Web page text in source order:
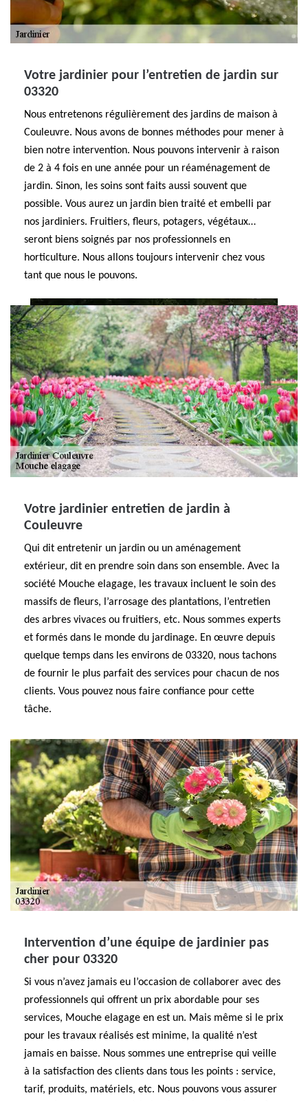
Votre jardinier pour l’entretien de jardin sur
03320
Nous entretenons régulièrement des jardins de maison à
Couleuvre. Nous avons de bonnes méthodes pour mener à
bien notre intervention. Nous pouvons intervenir à raison
de 2 à 4 fois en une année pour un réaménagement de
jardin. Sinon, les soins sont faits aussi souvent que
possible. Vous aurez un jardin bien traité et embelli par
nos jardiniers. Fruitiers, fleurs, potagers, végétaux…
seront biens soignés par nos professionnels en
horticulture. Nous allons toujours intervenir chez vous
tant que nous le pouvons.
Votre jardinier entretien de jardin à
Couleuvre
Qui dit entretenir un jardin ou un aménagement
extérieur, dit en prendre soin dans son ensemble. Avec la
société Mouche elagage, les travaux incluent le soin des
massifs de fleurs, l’arrosage des plantations, l’entretien
des arbres vivaces ou fruitiers, etc. Nous sommes experts
et formés dans le monde du jardinage. En œuvre depuis
quelque temps dans les environs de 03320, nous tachons
de fournir le plus parfait des services pour chacun de nos
clients. Vous pouvez nous faire confiance pour cette
tâche.
Intervention d’une équipe de jardinier pas
cher pour 03320
Si vous n’avez jamais eu l’occasion de collaborer avec des
professionnels qui offrent un prix abordable pour ses
services, Mouche elagage en est un. Mais même si le prix
pour les travaux réalisés est minime, la qualité n’est
jamais en baisse. Nous sommes une entreprise qui veille
à la satisfaction des clients dans tous les points : service,
tarif, produits, matériels, etc. Nous pouvons vous assurer